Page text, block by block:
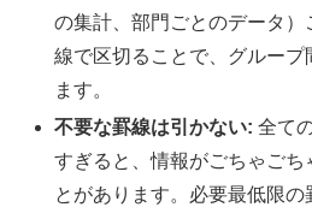
の集計、部門ごとのデータ）
線で区切ることで、グループ
ます。
不要な罫線は引かない: 全て
すぎると、情報がごちゃごち
とがあります。必要最低限